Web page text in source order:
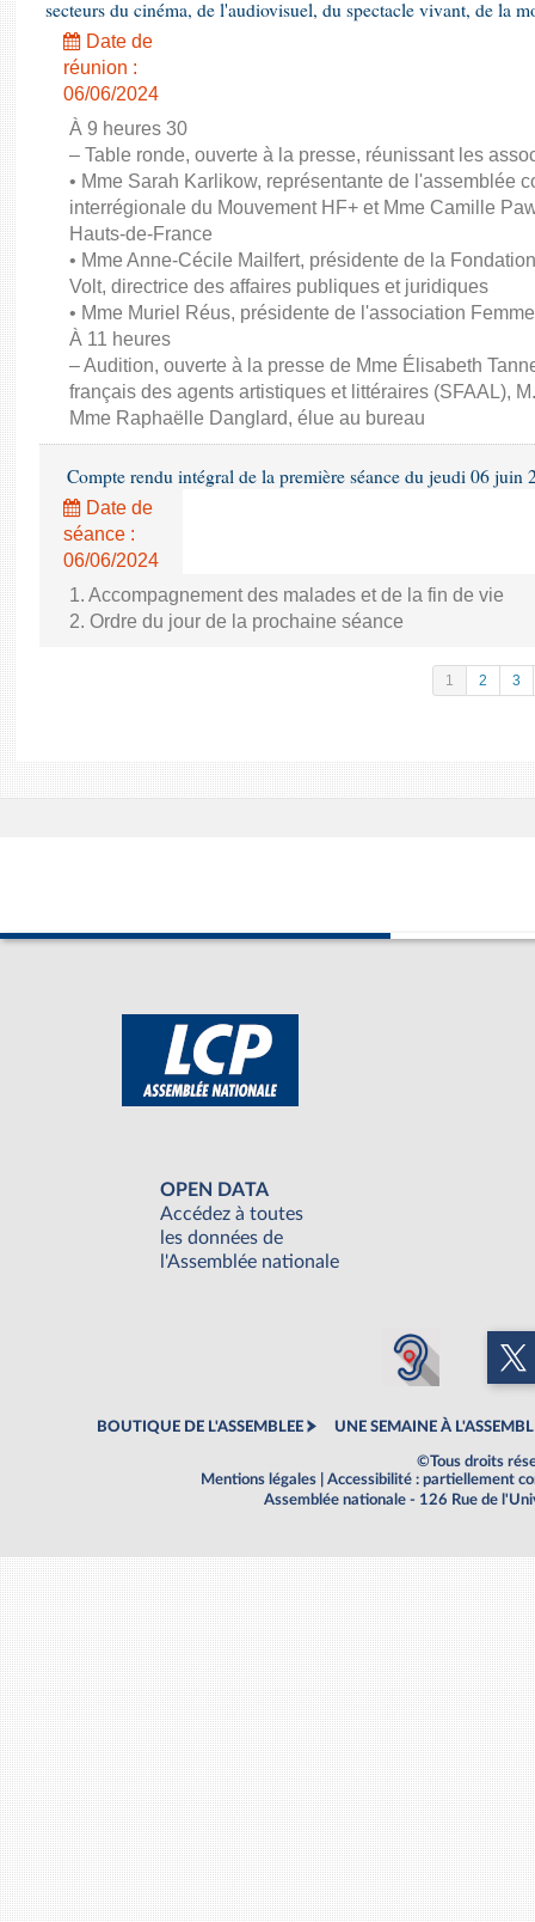
secteurs du cinéma, de l'audiovisuel, du spectacle vivant, de la
Date de
réunion :
06/06/2024
À 9 heures 30
– Table ronde, ouverte à la presse, réunissant les
• Mme Sarah Karlikow, représentante de l'assemblée
interrégionale du Mouvement HF+ et Mme Camille
Hauts-de-France
• Mme Anne-Cécile Mailfert, présidente de la
Volt, directrice des affaires publiques et juridiques
• Mme Muriel Réus, présidente de l'association
À 11 heures
– Audition, ouverte à la presse de Mme Élisabeth
français des agents artistiques et littéraires (SFAAL),
Mme Raphaëlle Danglard, élue au bureau
Compte rendu intégral de la première séance du jeudi 06 juin
Date de
séance :
06/06/2024
1. Accompagnement des malades et de la fin de vie
2. Ordre du jour de la prochaine séance
1 2 3
OPEN DATA
Accédez à toutes
les données de
l'Assemblée nationale
BOUTIQUE DE L'ASSEMBLEE UNE SEMAINE À
©Tous droits
Mentions légales
Accessibilité : partiellement
Assemblée nationale - 126 Rue de